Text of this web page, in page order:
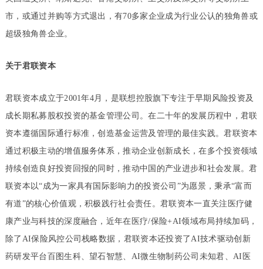
市，或通过并购等方式退出，有70多家企业成为行业公认的独角兽或
超级独角兽企业。
关于君联资本
君联资本成立于2001年4月，是联想控股旗下专注于早期风险投资及
成长期私募股权投资的基金管理公司。在二十年的发展历程中，君联
资本遵循国际通行标准，创造基金运营及管理的最佳实践。君联资本
通过积极主动的增值服务体系，推动企业创新成长，在多个投资领域
持续创造良好投资回报的同时，推动中国的产业进步和社会发展。君
联资本以“成为一家具有国际影响力的投资公司”为愿景，秉承“富而
有道”的核心价值观，积极践行社会责任。君联资本一直关注医疗健
康产业与科技的深度融合，近年在医疗/保险+AI领域布局持续加码，
除了AI保险风控公司栈略数据，君联资本还投资了AI技术驱动创新
药研发平台百图生科、望石智慧、AI微生物制药公司未知君、AI医